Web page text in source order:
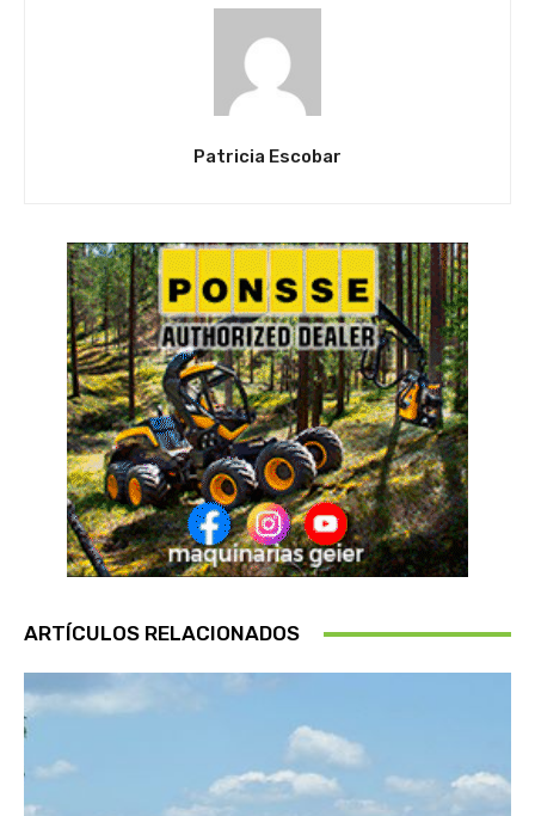
Patricia Escobar
ARTÍCULOS RELACIONADOS